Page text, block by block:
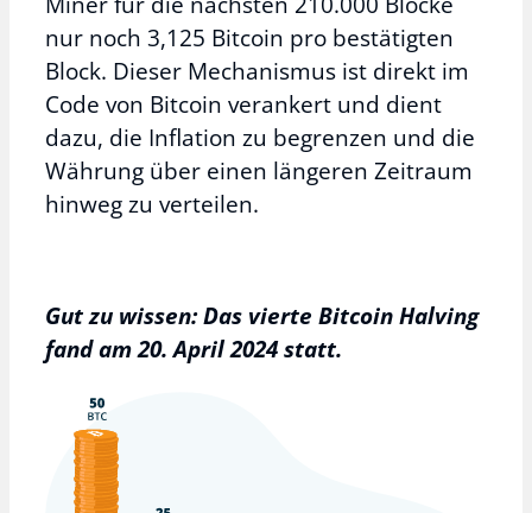
nur noch 3,125 Bitcoin pro bestätigten
Block. Dieser Mechanismus ist direkt im
Code von Bitcoin verankert und dient
dazu, die Inflation zu begrenzen und die
Währung über einen längeren Zeitraum
hinweg zu verteilen.
Gut zu wissen: Das vierte Bitcoin Halving
fand am 20. April 2024 statt.